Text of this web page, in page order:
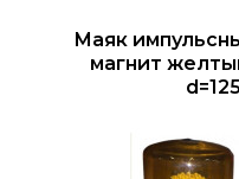
Маяк
магнит